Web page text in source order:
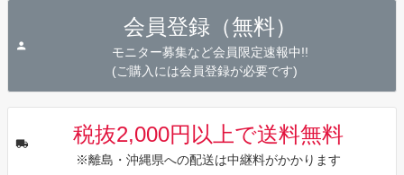
会員登録（無料）
モニター募集など会員限定速報中!!
(ご購入には会員登録が必要です)
税抜2,000円以上で送料無料
※離島・沖縄県への配送は中継料がかかります